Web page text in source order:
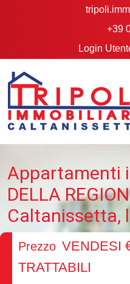
+39
Login
Appartamenti
DELLA
Caltanissetta,
Prezzo VENDESI
TRATTABILI